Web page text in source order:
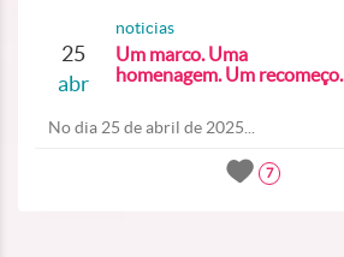
25
abr
noticias
Um marco. Uma
homenagem. Um recomeço.
No dia 25 de abril de 2025...
7